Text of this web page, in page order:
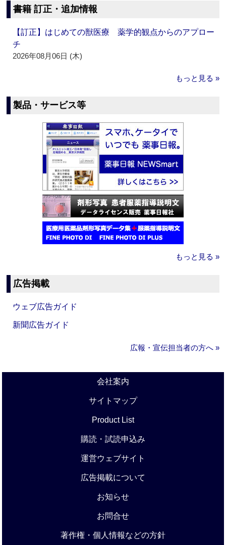
書籍 訂正・追加情報
【訂正】はじめての獣医療 薬学的観点からのアプロー
チ
2026年08月06日 (木)
もっと見る »
製品・サービス等
もっと見る »
広告掲載
ウェブ広告ガイド
新聞広告ガイド
広報・宣伝担当者の方へ »
会社案内
サイトマップ
Product List
購読・試読申込み
運営ウェブサイト
広告掲載について
お知らせ
お問合せ
著作権・個人情報などの方針